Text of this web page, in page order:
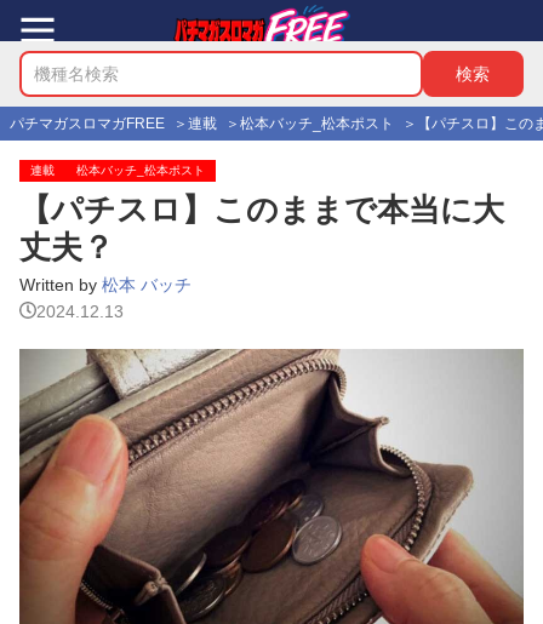
パチマガスロマガFREE 連載 松本バッチ_松本ポスト 【パチスロ】こ
連載 松本バッチ_松本ポスト
【パチスロ】このままで本当に大
丈夫？
Written by 松本 バッチ
2024.12.13